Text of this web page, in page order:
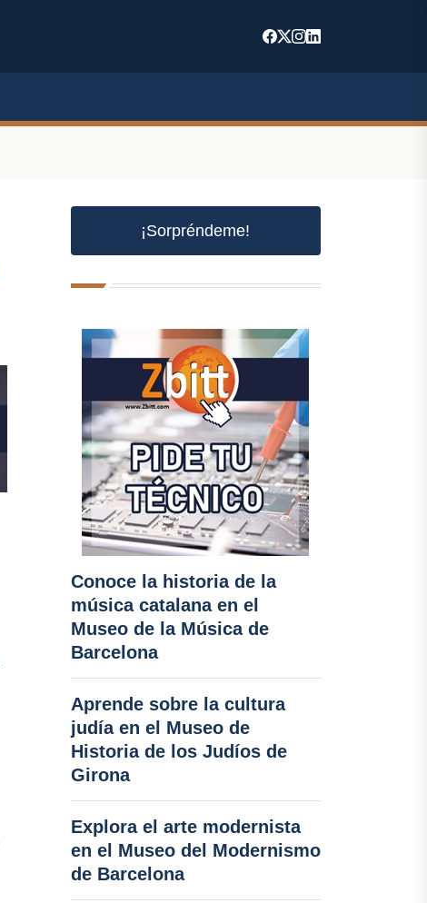
¡Sorpréndeme!
Conoce la historia de la
música catalana en el
Museo de la Música de
Barcelona
Aprende sobre la cultura
judía en el Museo de
Historia de los Judíos de
Girona
Explora el arte modernista
en el Museo del Modernismo
de Barcelona